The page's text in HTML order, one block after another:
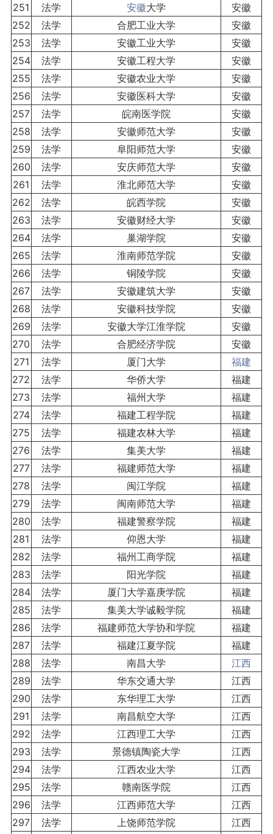
251
法学 安徽大学
安徽
252
法学 合肥工业大学
安徽
253
法学 安徽工业大学
安徽
254
法学 安徽工程大学
安徽
255
法学 安徽农业大学
安徽
256
法学 安徽医科大学
安徽
257
法学 皖南医学院
安徽
258
法学 安徽师范大学
安徽
259
法学 阜阳师范大学
安徽
260
法学 安庆师范大学
安徽
261
法学 淮北师范大学
安徽
262
法学 皖西学院
安徽
263
法学 安徽财经大学
安徽
264
法学 巢湖学院
安徽
265
法学 淮南师范学院
安徽
266
法学 铜陵学院
安徽
267
法学 安徽建筑大学
安徽
268
法学 安徽科技学院
安徽
269
法学 安徽大学江淮学院
安徽
270
法学 合肥经济学院
安徽
271
法学 厦门大学
福建
272
法学 华侨大学
福建
273
法学 福州大学
福建
274
法学 福建工程学院
福建
275
法学 福建农林大学
福建
276
法学 集美大学
福建
277
法学 福建师范大学
福建
278
法学 闽江学院
福建
279
法学 闽南师范大学
福建
280
法学 福建警察学院
福建
281
法学 仰恩大学
福建
282
法学 福州工商学院
福建
283
法学 阳光学院
福建
284
法学 厦门大学嘉庚学院
福建
285
法学 集美大学诚毅学院
福建
286
法学 福建师范大学协和学院
福建
287
法学 福建江夏学院
福建
288
法学 南昌大学
江西
289
法学 华东交通大学
江西
290
法学 东华理工大学
江西
291
法学 南昌航空大学
江西
292
法学 江西理工大学
江西
293
法学 景德镇陶瓷大学
江西
294
法学 江西农业大学
江西
295
法学 赣南医学院
江西
296
法学 江西师范大学
江西
297
法学 上饶师范学院
江西